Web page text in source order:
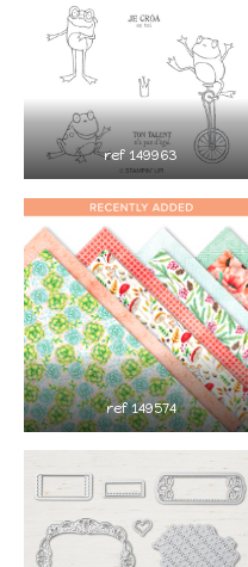
ref 149963
ref 149574